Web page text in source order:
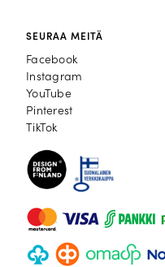
SEURAA MEITÄ
Facebook
Facebook
Instagram
Instagram
YouTube
YouTube
Pinterest
Pinterest
TikTok
TikTok